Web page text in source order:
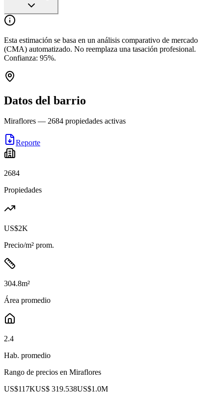
Esta estimación se basa en un análisis comparativo de mercado
(CMA) automatizado. No reemplaza una tasación profesional.
Confianza: 95%.
Datos del barrio
Miraflores — 2684 propiedades activas
Reporte
2684
Propiedades
US$2K
Precio/m² prom.
304.8m²
Área promedio
2.4
Hab. promedio
Rango de precios en Miraflores
US$117KUS$ 319.538US$1.0M